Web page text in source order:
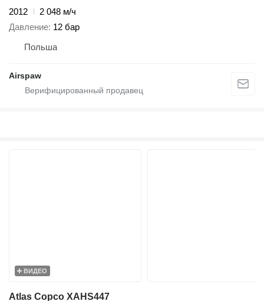
2012
2 048 м/ч
Давление 12 бар
Польша
Airspaw
ВИДЕО
Atlas Copco XAHS447